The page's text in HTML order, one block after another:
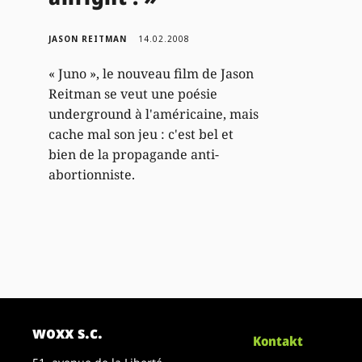
JASON REITMAN 14.02.2008
« Juno », le nouveau film de Jason
Reitman se veut une poésie
underground à l'américaine, mais
cache mal son jeu : c'est bel et
bien de la propagande anti-
abortionniste.
woxx s.c. Kontakt